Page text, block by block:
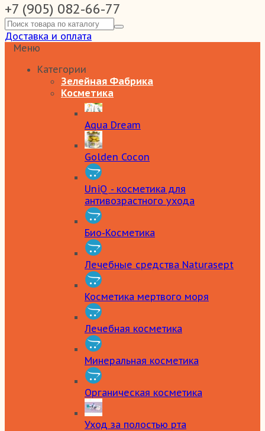
+7 (905) 082-66-77
Доставка и оплата
Меню
Категории
Зелейная Фабрика
Косметика
Aqua Dream
Golden Cocon
UniQ - косметика для
антивозрастного ухода
Био-Косметика
Лечебные средства Naturasept
Косметика мертвого моря
Лечебная косметика
Минеральная косметика
Органическая косметика
Уход за полостью рта